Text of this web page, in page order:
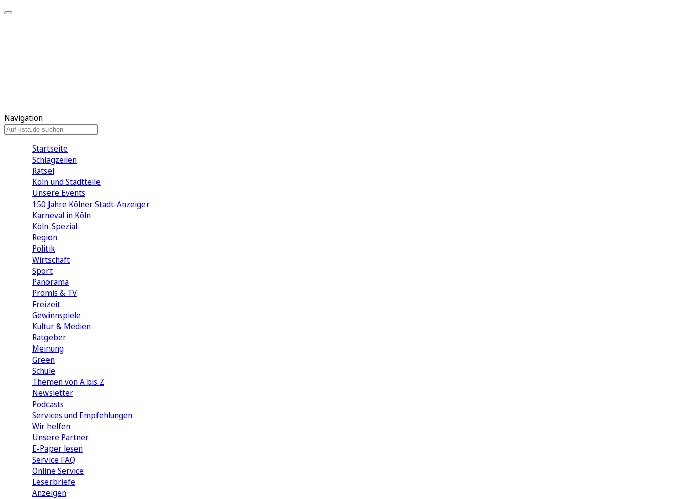
Navigation
Startseite
Schlagzeilen
Rätsel
Köln und Stadtteile
Unsere Events
150 Jahre Kölner Stadt-Anzeiger
Karneval in Köln
Köln-Spezial
Region
Politik
Wirtschaft
Sport
Panorama
Promis & TV
Freizeit
Gewinnspiele
Kultur & Medien
Ratgeber
Meinung
Green
Schule
Themen von A bis Z
Newsletter
Podcasts
Services und Empfehlungen
Wir helfen
Unsere Partner
E-Paper lesen
Service FAQ
Online Service
Leserbriefe
Anzeigen